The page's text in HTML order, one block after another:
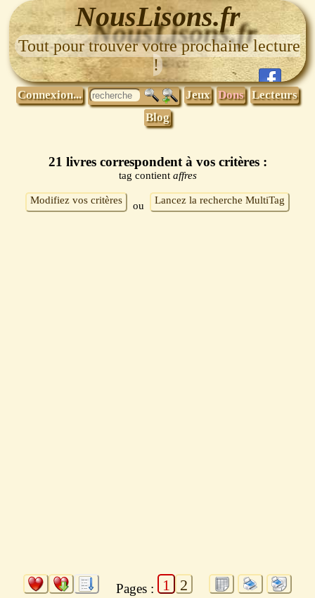
NousLisons.fr
Tout pour trouver votre prochaine lecture
!
Connexion... Jeux Dons Lecteurs
Blog
21 livres correspondent à vos critères :
tag contient affres
Modifiez vos critères ou Lancez la recherche MultiTag
Pages : 1 2